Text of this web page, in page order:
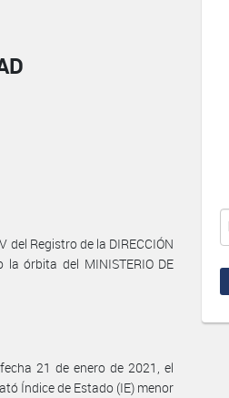
del Registro de la DIRECCIÓN
la órbita del MINISTERIO DE
21 de enero de 2021, el
Índice de Estado (IE) menor